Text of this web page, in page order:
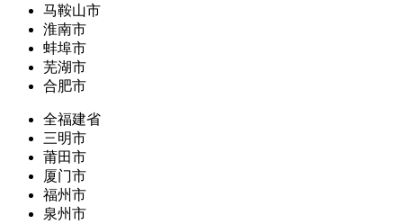
马鞍山市
淮南市
蚌埠市
芜湖市
合肥市
全福建省
三明市
莆田市
厦门市
福州市
泉州市